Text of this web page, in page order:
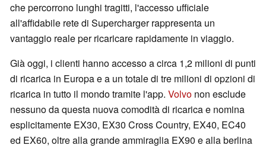
che percorrono lunghi tragitti, l'accesso ufficiale
all'affidabile rete di Supercharger rappresenta un
vantaggio reale per ricaricare rapidamente in viaggio.
Già oggi, i clienti hanno accesso a circa 1,2 milioni di punti
di ricarica in Europa e a un totale di tre milioni di opzioni di
ricarica in tutto il mondo tramite l'app. Volvo non esclude
nessuno da questa nuova comodità di ricarica e nomina
esplicitamente EX30, EX30 Cross Country, EX40, EC40
ed EX60, oltre alla grande ammiraglia EX90 e alla berlina